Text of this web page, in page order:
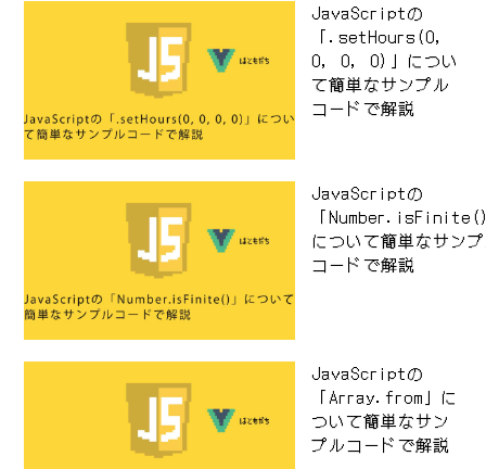
JavaScriptの
「.setHours(0,
0, 0, 0)」につい
て簡単なサンプル
コードで解説
JavaScriptの
「
について簡単なサン
コードで解説
JavaScriptの
「Array.from」に
ついて簡単なサン
プルコードで解説